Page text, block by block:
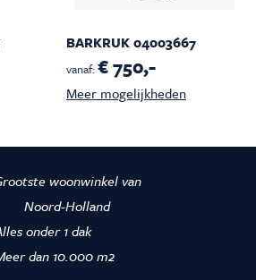
BARKRUK 04003667
vanaf:€ 750,-
Meer mogelijkheden
woonwinkel van
Noord-Holland
onder 1 dak
dan 10.000 m2